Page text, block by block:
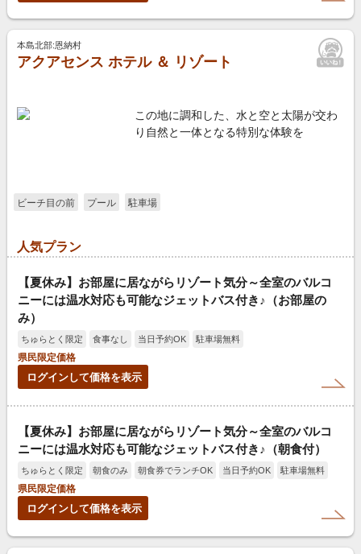
本島北部:恩納村
アクアセンス ホテル ＆ リゾート
この地に調和した、水と空と太陽が交わ
り自然と一体となる特別な体験を
ビーチ目の前 プール 駐車場
人気プラン
【夏休み】お部屋に居ながらリゾート気分～全室のバルコ
ニーには温水対応も可能なジェットバス付き♪（お部屋の
み）
ちゅらとく限定 食事なし 当日予約OK
駐車場無料
県民限定価格
ログインして価格を表示
【夏休み】お部屋に居ながらリゾート気分～全室のバルコ
ニーには温水対応も可能なジェットバス付き♪（朝食付）
ちゅらとく限定 朝食のみ 朝食券でランチOK 当日予約OK
駐車場無料
県民限定価格
ログインして価格を表示